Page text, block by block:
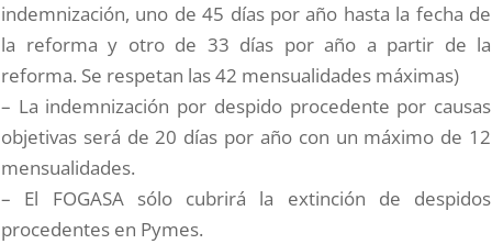
indemnización, uno de 45 días por año hasta la fecha de
la reforma y otro de 33 días por año a partir de la
reforma. Se respetan las 42 mensualidades máximas)
– La indemnización por despido procedente por causas
objetivas será de 20 días por año con un máximo de 12
mensualidades.
– El FOGASA sólo cubrirá la extinción de despidos
procedentes en Pymes.